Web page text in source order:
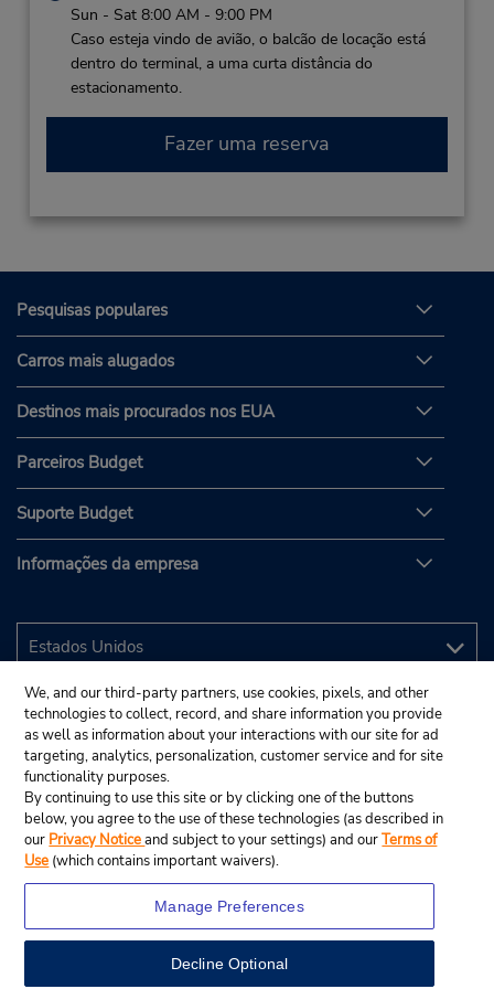
Sun - Sat 8:00 AM - 9:00 PM
Caso esteja vindo de avião, o balcão de locação está
dentro do terminal, a uma curta distância do
estacionamento.
Fazer uma reserva
Pesquisas populares
Carros mais alugados
Destinos mais procurados nos EUA
Parceiros Budget
Suporte Budget
Informações da empresa
We, and our third-party partners, use cookies, pixels, and other
technologies to collect, record, and share information you provide
as well as information about your interactions with our site for ad
targeting, analytics, personalization, customer service and for site
functionality purposes.
By continuing to use this site or by clicking one of the buttons
below, you agree to the use of these technologies (as described in
our Privacy Noticeand subject to your settings) and ourTerms of
Use (which contains important waivers).
Manage Preferences
Decline Optional